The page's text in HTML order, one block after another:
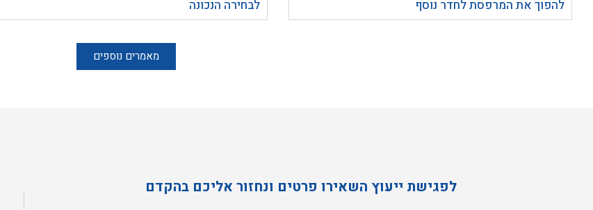
להפוך את המרפסת לחדר נוסף
לבחירה הנכונה
מאמרים נוספים
לפגישת ייעוץ השאירו פרטים ונחזור אליכם בהקדם